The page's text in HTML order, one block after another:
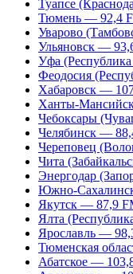
Туапсе
Тюмень — 92,4
Уварово
Ульяновск —
Уфа
Феодосия
Хабаровск —
Ханты-
Чебоксары
Челябинск —
Череповец
Чита
Энергодар
Южно-
Якутск — 87,9
Ялта
Ярославль —
Тюменская
Абатское —